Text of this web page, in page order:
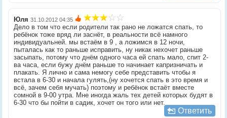
Юля 31.10.2012 04:35
Дело в том что если родители так рано не ложатся спать, то
ребёнок тоже вряд ли заснёт, в реальности всё намного
индивидуальней. мы встаём в 9 , а ложимся в 12 ночи,
пыталась как то раньше исправить, ну никак нехочет раньше
засыпать, потому что днём одного часа ей спать мало, спит 2-
ва часа, если бужу днём раньше то начинает капризничать и
плакать. Я лично и сама немогу себе представить чтобы я
встала в 6-30 и начала гулять,(ну хочется спать в это время и
всё, зачем себя мучать) поэтому и ребёнок встаёт вместе
сомной в 9-00 утра. Мне иногда жаль тех детей которых будят в
6-30 что бы пойти в садик, хочет он того или нет.
Ответить